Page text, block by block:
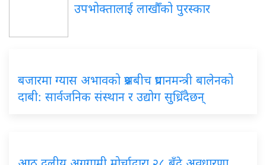
उपभोक्तालाई लाखौँको पुरस्कार
बजारमा ग्यास अभावको प्रश्नबीच प्रधानमन्त्री बालेनको
दाबी: सार्वजनिक संस्थान र उद्योग सुध्रिँदैछन्